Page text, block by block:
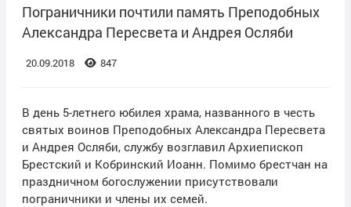
Пограничники почтили память Преподобных
Александра Пересвета и Андрея Осляби
20.09.2018 847
В день 5-летнего юбилея храма, названного в честь
святых воинов Преподобных Александра Пересвета
и Андрея Осляби, службу возглавил Архиепископ
Брестский и Кобринский Иоанн. Помимо брестчан на
праздничном богослужении присутствовали
пограничники и члены их семей.